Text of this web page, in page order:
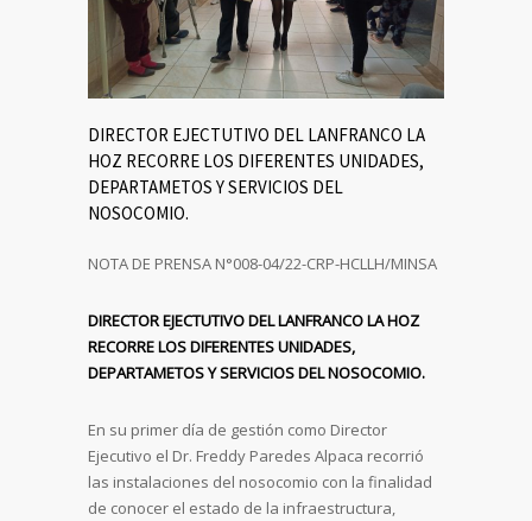
DIRECTOR EJECTUTIVO DEL LANFRANCO LA
HOZ RECORRE LOS DIFERENTES UNIDADES,
DEPARTAMETOS Y SERVICIOS DEL
NOSOCOMIO.
NOTA DE PRENSA N°008-04/22-CRP-HCLLH/MINSA
DIRECTOR EJECTUTIVO DEL LANFRANCO LA HOZ
RECORRE LOS DIFERENTES UNIDADES,
DEPARTAMETOS Y SERVICIOS DEL NOSOCOMIO.
En su primer día de gestión como Director
Ejecutivo el Dr. Freddy Paredes Alpaca recorrió
las instalaciones del nosocomio con la finalidad
de conocer el estado de la infraestructura,